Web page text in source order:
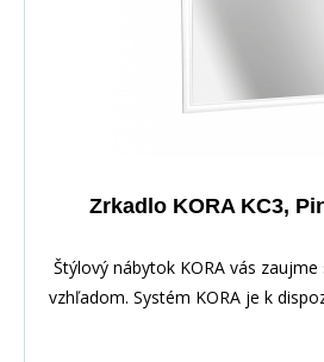
Zrkadlo KORA KC3,
Štýlový nábytok KORA vás
vzhľadom. Systém KORA je k